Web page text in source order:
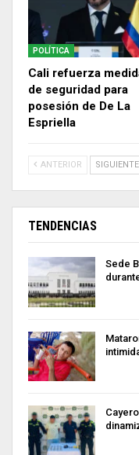
POLÍTICA
Cali refuerza
de seguridad para
posesión de De La
Espriella
ANTERIOR SIGUIENTE
TENDENCIAS
Sede